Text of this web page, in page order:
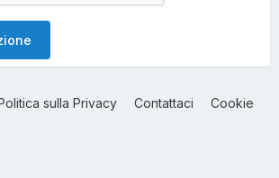
sulla Privacy Contattaci Cookie